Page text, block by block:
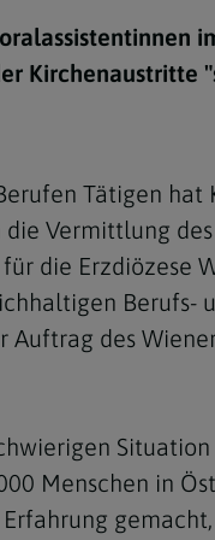
7
Navigation
Navigation
Navigation
Kirchenaustritte
Tätigen
Vermittlung
die
Berufs-
des
Menschen in